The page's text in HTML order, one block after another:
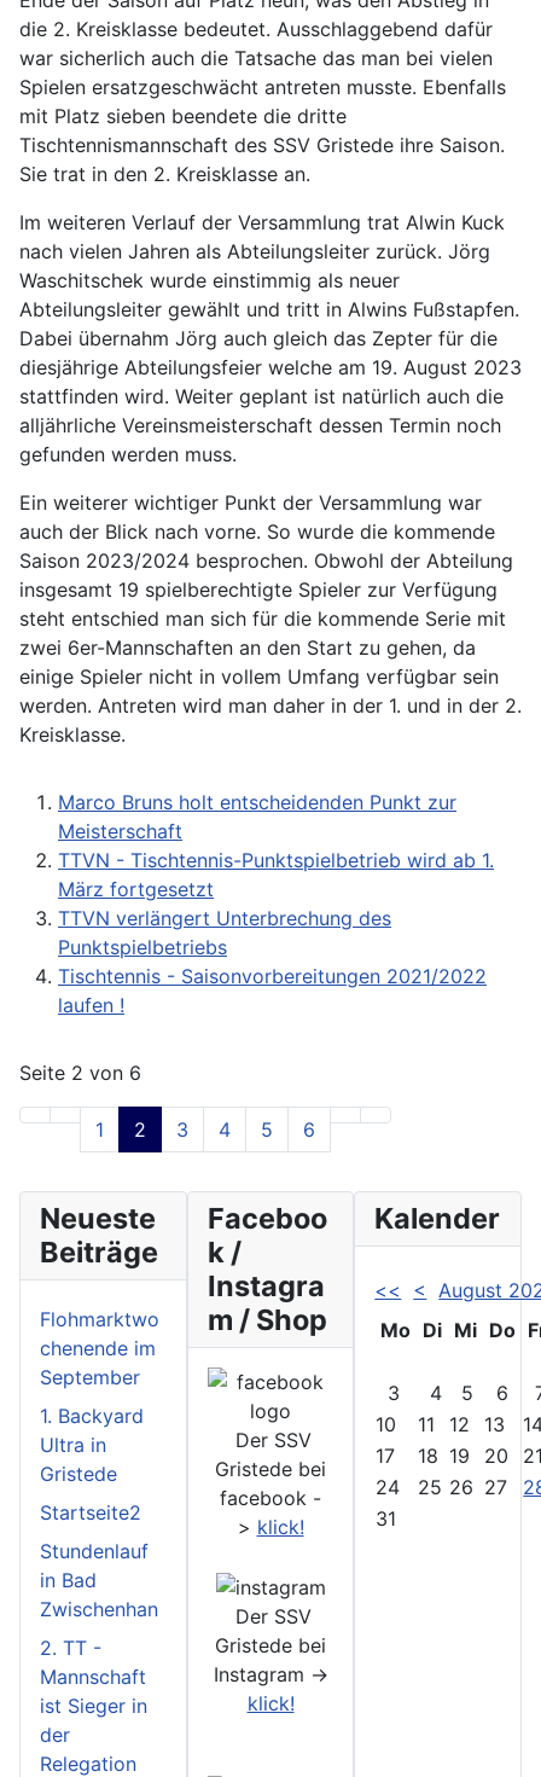
die 2. Kreisklasse bedeutet. Ausschlaggebend dafür
war sicherlich auch die Tatsache das man bei vielen
Spielen ersatzgeschwächt antreten musste. Ebenfalls
mit Platz sieben beendete die dritte
Tischtennismannschaft des SSV Gristede ihre Saison.
Sie trat in den 2. Kreisklasse an.
Im weiteren Verlauf der Versammlung trat Alwin Kuck
nach vielen Jahren als Abteilungsleiter zurück. Jörg
Waschitschek wurde einstimmig als neuer
Abteilungsleiter gewählt und tritt in Alwins Fußstapfen.
Dabei übernahm Jörg auch gleich das Zepter für die
diesjährige Abteilungsfeier welche am 19. August 2023
stattfinden wird. Weiter geplant ist natürlich auch die
alljährliche Vereinsmeisterschaft dessen Termin noch
gefunden werden muss.
Ein weiterer wichtiger Punkt der Versammlung war
auch der Blick nach vorne. So wurde die kommende
Saison 2023/2024 besprochen. Obwohl der Abteilung
insgesamt 19 spielberechtigte Spieler zur Verfügung
steht entschied man sich für die kommende Serie mit
zwei 6er-Mannschaften an den Start zu gehen, da
einige Spieler nicht in vollem Umfang verfügbar sein
werden. Antreten wird man daher in der 1. und in der 2.
Kreisklasse.
Marco Bruns holt entscheidenden Punkt zur
Meisterschaft
TTVN - Tischtennis-Punktspielbetrieb wird ab 1.
März fortgesetzt
TTVN verlängert Unterbrechung des
Punktspielbetriebs
Tischtennis - Saisonvorbereitungen 2021/2022
laufen !
Seite 2 von 6
1 2 3 4 5 6
Neueste
Beiträge
Flohmarktwo
chenende im
September
1. Backyard
Ultra in
Gristede
Startseite2
Stundenlauf
in Bad
Zwischenhan
2. TT -
Mannschaft
ist Sieger in
der
Relegation
Faceboo
k /
Instagra
m / Shop
Der SSV
Gristede bei
facebook -
> klick!
Der SSV
Gristede bei
Instagram ->
klick!
Kalender
<< <
August
Mo Di Mi Do
3 4 5 6
10
11 12 13
17
18 19 20
24
25 26 27
31